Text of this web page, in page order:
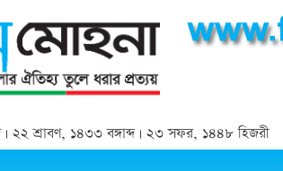
২২ শ্রাবণ, ১৪৩৩ বঙ্গাব্দ | ২৩ সফর, ১৪৪৮ হিজরী